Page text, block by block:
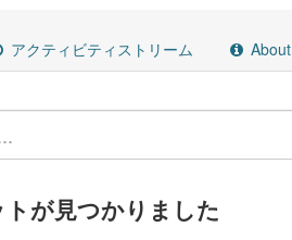
アクティビティストリーム About
が見つかりました